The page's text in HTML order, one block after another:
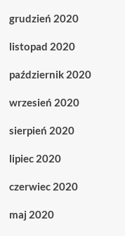
grudzień 2020
listopad 2020
październik 2020
wrzesień 2020
sierpień 2020
lipiec 2020
czerwiec 2020
maj 2020